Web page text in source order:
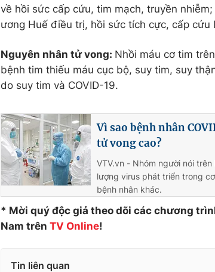
về hồi sức cấp cứu, tim mạch, truyền
ương Huế điều trị, hồi sức tích cực, cấp
Nguyên nhân tử vong: Nhồi máu cơ tim
bệnh tim thiếu máu cục bộ, suy tim, suy
do suy tim và COVID-19.
Vì sao bệnh nhân
tử vong cao?
VTV.vn - Nhóm người nói
lượng virus phát triển trong
bệnh nhân khác.
* Mời quý độc giả theo dõi các chương
Nam trên TV Online!
Tin liên quan